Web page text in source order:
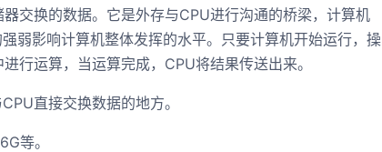
交换的数据。它是外存与CPU进行沟通的桥梁，计算机
弱影响计算机整体发挥的水平。只要计算机开始运行，操
行运算，当运算完成，CPU将结果传送出来。
直接交换数据的地方。
等。